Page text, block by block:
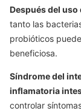
Después del
tanto las
probióticos
beneficiosa.
Síndrome del
inflamatoria
controlar